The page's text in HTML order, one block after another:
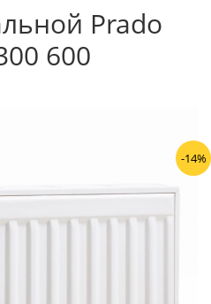
Prado
600
-14%